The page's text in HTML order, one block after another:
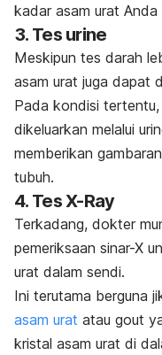
kadar asam urat
3. Tes urine
Meskipun tes darah
asam urat juga dapat
Pada kondisi
dikeluarkan melalui
memberikan
tubuh.
4. Tes X-Ray
Terkadang, dokter
pemeriksaan sinar-X
urat dalam sendi.
Ini terutama berguna
asam urat atau gout
kristal asam urat di